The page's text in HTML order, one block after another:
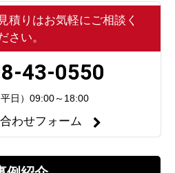
積りはお気軽にご相談く
さい。
43-0550
日） 09:00～18:00
わせフォーム